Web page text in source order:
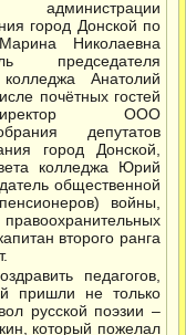
город Донской по
Николаевна
председателя
колледжа Анатолий
почётных гостей
ООО
депутатов
город Донской,
колледжа Юрий
общественной
войны,
второго ранга
педагогов,
пришли не только
русской поэзии –
который пожелал